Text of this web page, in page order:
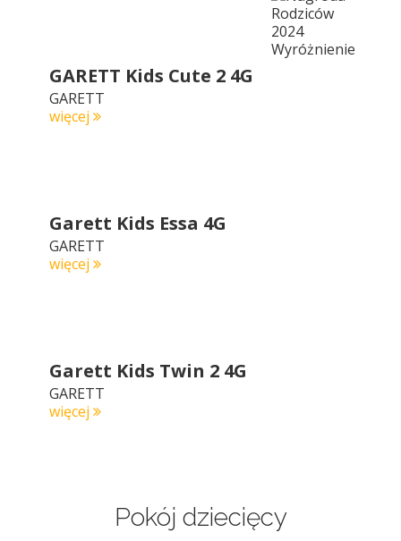
GARETT Kids Cute 2 4G
GARETT
więcej
Garett Kids Essa 4G
GARETT
więcej
Garett Kids Twin 2 4G
GARETT
więcej
Pokój dziecięcy